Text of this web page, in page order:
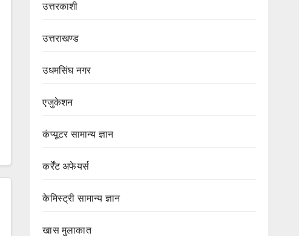
उत्तरकाशी
उत्तराखण्ड
उधमसिंघ नगर
एजुकेशन
कंप्यूटर सामान्य ज्ञान
कर्रेंट अफेयर्स
केमिस्ट्री सामान्य ज्ञान
खास मुलाकात